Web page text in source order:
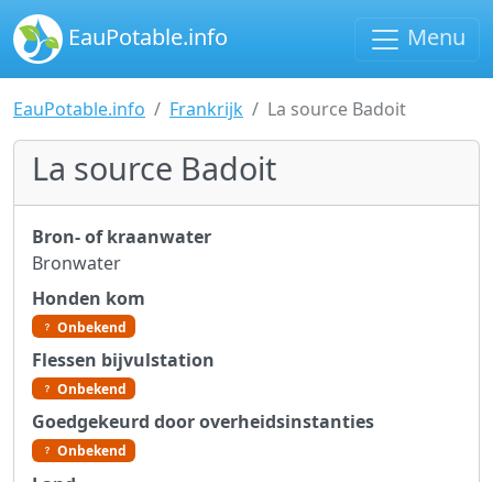
EauPotable.info Menu
EauPotable.info Frankrijk La source Badoit
La source Badoit
Bron- of kraanwater
Bronwater
Honden kom
Onbekend
Flessen bijvulstation
Onbekend
Goedgekeurd door overheidsinstanties
Onbekend